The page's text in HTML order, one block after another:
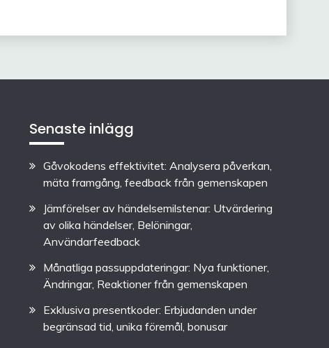
Senaste inlägg
Gåvokodens effektivitet: Analysera påverkan,
mäta framgång, feedback från gemenskapen
Jämförelser av händelsemilstenar: Utvärdering
av olika händelser, Belöningar,
Användarfeedback
Månatliga passuppdateringar: Nya funktioner,
Ändringar, Reaktioner från gemenskapen
Exklusiva presentkoder: Erbjudanden under
begränsad tid, unika föremål, bonusar